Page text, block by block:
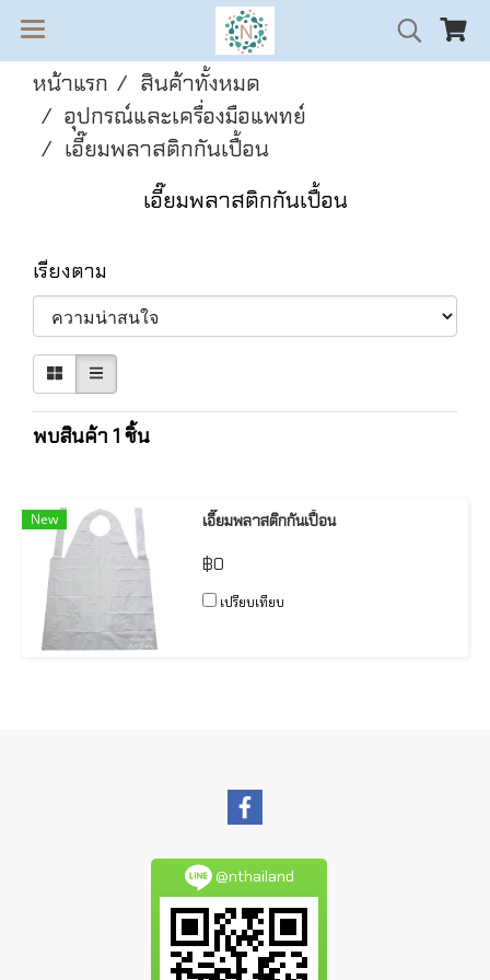
หน้าแรก
สินค้าทั้งหมด
อุปกรณ์และเครื่องมือแพทย์
เอี๊ยมพลาสติกกันเปื้อน
เอี๊ยมพลาสติกกันเปื้อน
เรียงตาม
พบสินค้า 1 ชิ้น
New เอี๊ยมพลาสติกกันเปื้อน
฿0
เปรียบเทียบ
@nthailand